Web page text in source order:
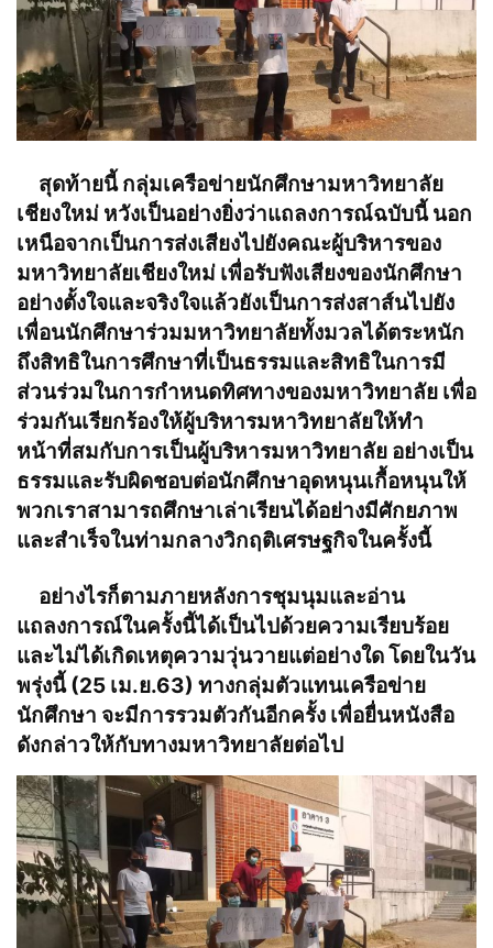
สุดท้ายนี้ กลุ่มเครือข่ายนักศึกษามหาวิทยาลัย
เชียงใหม่ หวังเป็นอย่างยิ่งว่าแถลงการณ์ฉบับนี้ นอก
เหนือจากเป็นการส่งเสียงไปยังคณะผู้บริหารของ
มหาวิทยาลัยเชียงใหม่ เพื่อรับฟังเสียงของนักศึกษา
อย่างตั้งใจและจริงใจแล้วยังเป็นการส่งสาส์นไปยัง
เพื่อนนักศึกษาร่วมมหาวิทยาลัยทั้งมวลได้ตระหนัก
ถึงสิทธิในการศึกษาที่เป็นธรรมและสิทธิในการมี
ส่วนร่วมในการกำหนดทิศทางของมหาวิทยาลัย เพื่อ
ร่วมกันเรียกร้องให้ผู้บริหารมหาวิทยาลัยให้ทำ
หน้าที่สมกับการเป็นผู้บริหารมหาวิทยาลัย อย่างเป็น
ธรรมและรับผิดชอบต่อนักศึกษาอุดหนุนเกื้อหนุนให้
พวกเราสามารถศึกษาเล่าเรียนได้อย่างมีศักยภาพ
และสำเร็จในท่ามกลางวิกฤติเศรษฐกิจในครั้งนี้
อย่างไรก็ตามภายหลังการชุมนุมและอ่าน
แถลงการณ์ในครั้งนี้ได้เป็นไปด้วยความเรียบร้อย
และไม่ได้เกิดเหตุความวุ่นวายแต่อย่างใด โดยในวัน
พรุ่งนี้ (25 เม.ย.63) ทางกลุ่มตัวแทนเครือข่าย
นักศึกษา จะมีการรวมตัวกันอีกครั้ง เพื่อยื่นหนังสือ
ดังกล่าวให้กับทางมหาวิทยาลัยต่อไป